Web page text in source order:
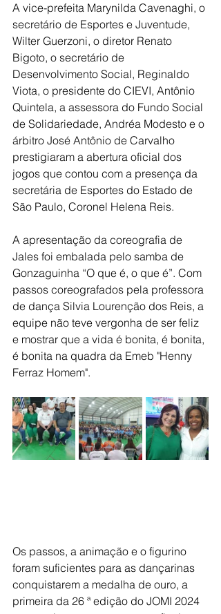
A vice-prefeita Marynilda Cavenaghi, o
secretário de Esportes e Juventude,
Wilter Guerzoni, o diretor Renato
Bigoto, o secretário de
Desenvolvimento Social, Reginaldo
Viota, o presidente do CIEVI, Antônio
Quintela, a assessora do Fundo Social
de Solidariedade, Andréa Modesto e o
árbitro José Antônio de Carvalho
prestigiaram a abertura oficial dos
jogos que contou com a presença da
secretária de Esportes do Estado de
São Paulo, Coronel Helena Reis.
A apresentação da coreografia de
Jales foi embalada pelo samba de
Gonzaguinha “O que é, o que é”. Com
passos coreografados pela professora
de dança Silvia Lourenção dos Reis, a
equipe não teve vergonha de ser feliz
e mostrar que a vida é bonita, é bonita,
é bonita na quadra da Emeb "Henny
Ferraz Homem".
Os passos, a animação e o figurino
foram suficientes para as dançarinas
conquistarem a medalha de ouro, a
primeira da 26 ª edição do JOMI 2024